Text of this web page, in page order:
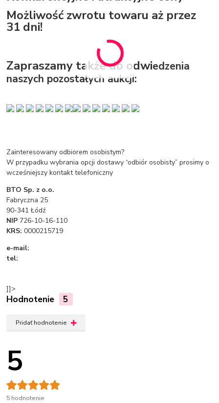
Możliwość zwrotu towaru aż przez
31 dni!
Zapraszamy także do odwiedzenia
naszych pozostałych aukcji:
Zainteresowany odbiorem osobistym?
W przypadku wybrania opcji dostawy “odbiór osobisty” prosimy o
wcześniejszy kontakt telefoniczny
BTO Sp. z o.o.
Fabryczna 25
90-341 Łódź
NIP 726-10-16-110
KRS: 0000215719
e-mail:
tel:
]]>
Hodnotenie 5
Pridať hodnotenie
5
5 hodnotenie